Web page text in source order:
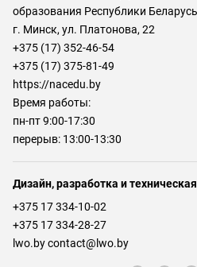
образования Республики Беларусь
г. Минск, ул. Платонова, 22
+375 (17) 352-46-54
+375 (17) 375-81-49
https://nacedu.by
Время работы:
пн-пт 9:00-17:30
перерыв: 13:00-13:30
Дизайн, разработка и
+375 17 334-10-02
+375 17 334-28-27
lwo.by contact@lwo.by